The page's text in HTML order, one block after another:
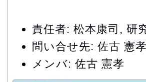
責任者: 松本康司, 研
問い合せ先: 佐古 憲
メンバ: 佐古 憲孝